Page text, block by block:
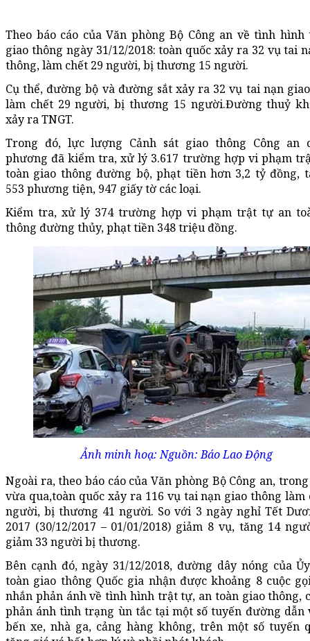
Theo báo cáo của Văn phòng Bộ Công an về tình hình
giao thông ngày31/12/2018: toàn quốc xảy ra 32 vụ tai
thông, làm chết 29 người, bị thương 15 người.
Cụ thể, đường bộ và đường sắtxảy ra 32 vụ tai nạn
làm chết 29 người, bị thương 15 người.Đường thuỷ
xảy ra TNGT.
Trong đó, lực lượng Cảnh sát giao thông Công an
phương đã kiểm tra, xử lý 3.617 trường hợp vi phạm
toàn giao thông đường bộ,phạt tiền hơn 3,2 tỷ đồng,
553 phương tiện, 947 giấy tờ các loại.
Kiểm tra, xử lý 374 trường hợp vi phạm trật tự an
thông đường thủy, phạt tiền 348 triệu đồng.
Ảnh minh hoạ: Nguồn: Báo Lao Động
Ngoài ra,theo báo cáo của Văn phòng Bộ Công an,
vừa qua,toàn quốc xảy ra 116 vụ tai nạn giao thông
người,bị thương 41 người. So với 3 ngày nghỉ Tết
2017 (30/12/2017 – 01/01/2018) giảm 8 vụ, tăng 14
giảm 33 người bị thương.
Bên cạnh đó, ngày 31/12/2018, đường dây nóng của
toàn giao thông Quốc gia nhận được khoảng 8 cuộc
nhắn phản ánh về tình hình trật tự, an toàn giao thông,
phản ánh tình trạng ùn tắc tại một số tuyến đường dẫn
bến xe, nhà ga, cảng hàng không, trên một số tuyến